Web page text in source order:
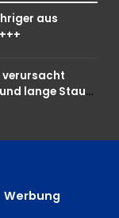
aus
verursacht
lange Staus
Werbung